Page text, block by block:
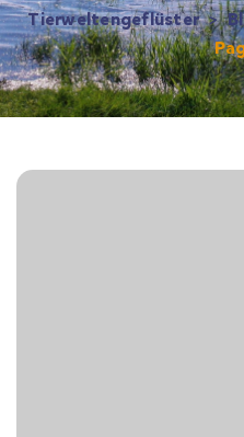
Tierweltengeflüster >